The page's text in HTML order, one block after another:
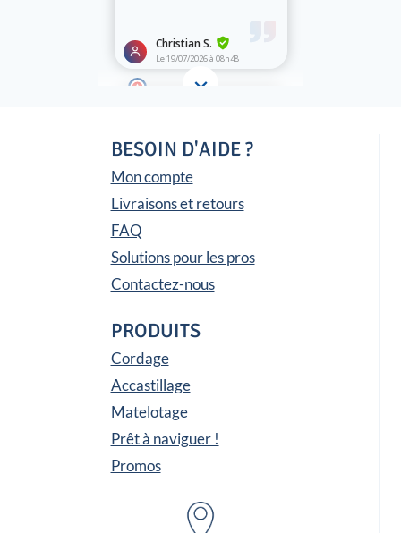
BESOIN D'AIDE ?
Mon compte
Livraisons et retours
FAQ
Solutions pour les pros
Contactez-nous
PRODUITS
Cordage
Accastillage
Matelotage
Prêt à naviguer !
Promos